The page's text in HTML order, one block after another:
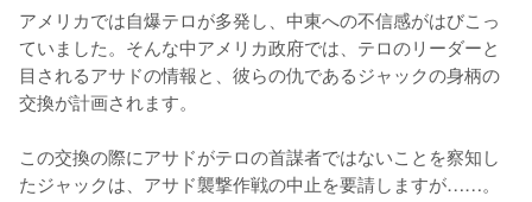
アメリカでは自爆テロが多発し、中東への不信感がはびこっ
ていました。そんな中アメリカ政府では、テロのリーダーと
目されるアサドの情報と、彼らの仇であるジャックの身柄の
交換が計画されます。
この交換の際にアサドがテロの首謀者ではないことを察知し
たジャックは、アサド襲撃作戦の中止を要請しますが……。